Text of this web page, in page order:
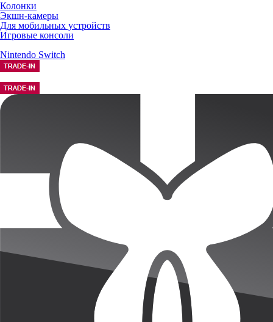
Колонки
Экшн-камеры
Для мобильных устройств
Игровые консоли
Nintendo Switch